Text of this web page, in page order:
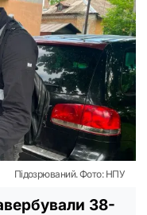
Підозрюваний. Фото: НПУ
38-